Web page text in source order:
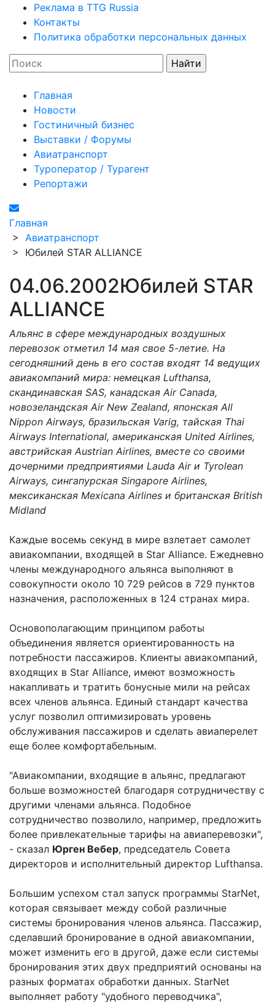
Реклама в TTG Russia
Контакты
Политика обработки персональных данных
Главная
Новости
Гостиничный бизнес
Выставки / Форумы
Авиатранспорт
Туроператор / Турагент
Репортажи
Главная
> Авиатранспорт
> Юбилей STAR ALLIANCE
04.06.2002Юбилей STAR
ALLIANCE
Альянс в сфере международных воздушных
перевозок отметил 14 мая свое 5-летие. На
сегодняшний день в его состав входят 14 ведущих
авиакомпаний мира: немецкая Lufthansa,
скандинавская SAS, канадская Air Canada,
новозеландская Air New Zealand, японская All
Nippon Airways, бразильская Varig, тайская Thai
Airways International, американская United Airlines,
австрийская Austrian Airlines, вместе со своими
дочерними предприятиями Lauda Air и Tyrolean
Airways, сингапурская Singapore Airlines,
мексиканская Mexicana Airlines и британская British
Midland
Каждые восемь секунд в мире взлетает самолет
авиакомпании, входящей в Star Alliance. Ежедневно
члены международного альянса выполняют в
совокупности около 10 729 рейсов в 729 пунктов
назначения, расположенных в 124 странах мира.
Основополагающим принципом работы
объединения является ориентированность на
потребности пассажиров. Клиенты авиакомпаний,
входящих в Star Alliance, имеют возможность
накапливать и тратить бонусные мили на рейсах
всех членов альянса. Единый стандарт качества
услуг позволил оптимизировать уровень
обслуживания пассажиров и сделать авиаперелет
еще более комфортабельным.
"Авиакомпании, входящие в альянс, предлагают
больше возможностей благодаря сотрудничеству с
другими членами альянса. Подобное
сотрудничество позволило, например, предложить
более привлекательные тарифы на авиаперевозки",
- сказал Юрген Вебер, председатель Совета
директоров и исполнительный директор Lufthansa.
Большим успехом стал запуск программы StarNet,
которая связывает между собой различные
системы бронирования членов альянса. Пассажир,
сделавший бронирование в одной авиакомпании,
может изменить его в другой, даже если системы
бронирования этих двух предприятий основаны на
разных форматах обработки данных. StarNet
выполняет работу "удобного переводчика",